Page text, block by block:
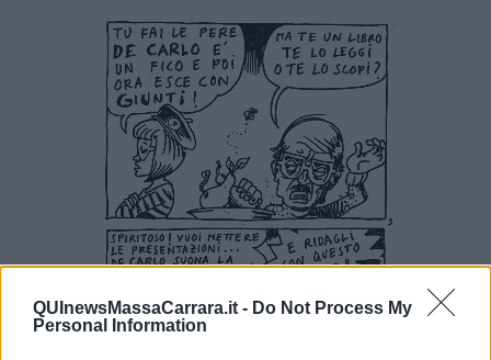
QUInewsMassaCarrara.it - Do Not Process My
Personal Information